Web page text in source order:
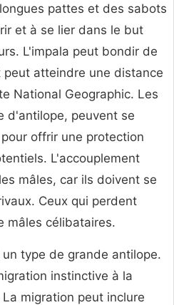
pattes et des sabots
et à se lier dans le but
L'impala peut bondir de
atteindre une distance
National Geographic. Les
d'antilope, peuvent se
offrir une protection
L'accouplement
mâles, car ils doivent se
Ceux qui perdent
mâles célibataires.
type de grande antilope.
instinctive à la
migration peut inclure